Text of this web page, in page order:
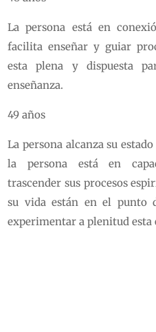
La persona está en
facilita enseñar y guiar
esta plena y dispuesta
enseñanza.
49 años
La persona alcanza su
la persona está en
trascender sus procesos
su vida están en el punto
experimentar a plenitud esta